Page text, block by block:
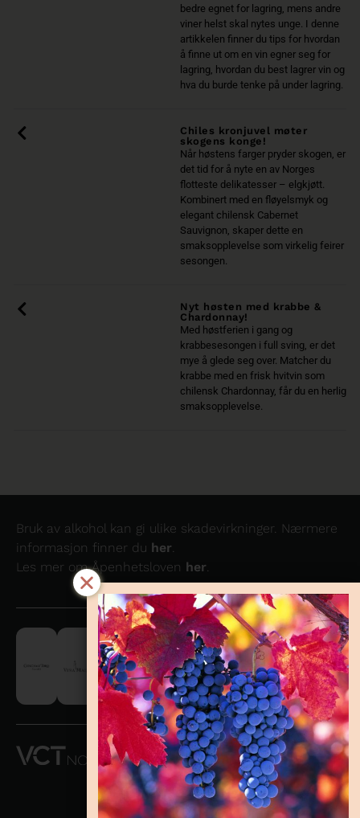
bedre egnet for lagring, mens andre
viner helst skal nytes unge. I denne
artikkelen finner du tips for hvordan
å finne ut om en vin egner seg for
lagring, hvordan du best lagrer vin og
hva du burde tenke på under lagring.
Chiles kronjuvel møter
skogens konge!
Når høstens farger pryder skogen, er
det tid for å nyte en av Norges
flotteste delikatesser – elgkjøtt.
Kombinert med en fløyelsmyk og
elegant chilensk Cabernet
Sauvignon, skaper dette en
smaksopplevelse som virkelig feirer
sesongen.
Nyt høsten med krabbe &
Chardonnay!
Med høstferien i gang og
krabbesesongen i full sving, er det
mye å glede seg over. Matcher du
krabbe med en frisk hvitvin som
chilensk Chardonnay, får du en herlig
smaksopplevelse.
Bruk av alkohol kan gi ulike skadevirkninger. Nærmere
informasjon finner du her.
Les mer om Åpenhetsloven her.
VCT NORWAY
AS OG
CONCHA Y
TORO